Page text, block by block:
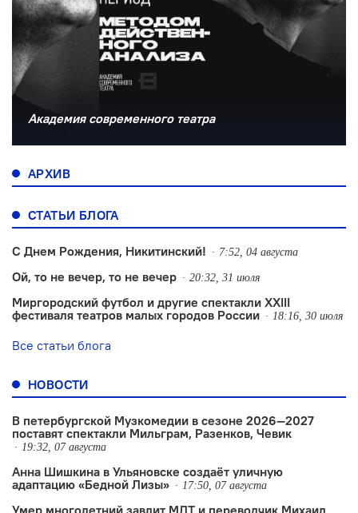
Академия современного театра
АРХИВ
СТАТЬИ БЛОГА
С Днем Рождения, Никитинский! 7:52, 04 августа
Ой, то не вечер, то не вечер 20:32, 31 июля
Миргородский футбол и другие спектакли XXIII
фестиваля театров малых городов России
18:16, 30 июля
Все статьи блога
НОВОСТИ
В петербургской Музкомедии в сезоне 2026—2027
поставят спектакли Мильграм, Разенков, Чевик
19:32, 07 августа
Анна Шишкина в Ульяновске создаëт уличную
адаптацию «Бедной Лизы»
17:50, 07 августа
Умер многолетний завлит МДТ и переводчик Михаил